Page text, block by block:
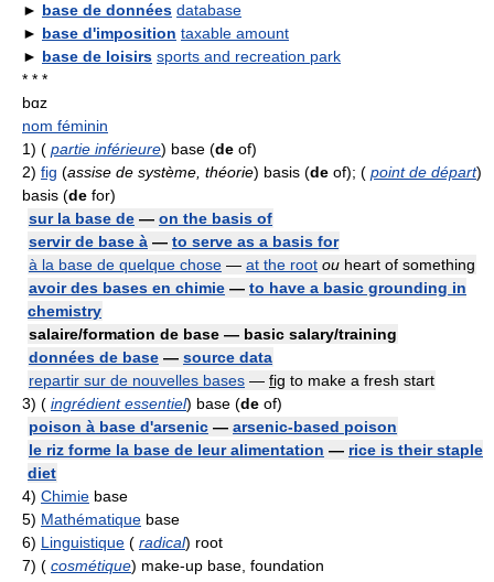
► base de données database
► base d'imposition taxable amount
► base de loisirs sports and recreation park
* * *
bɑz
nom féminin
1) ( partie inférieure) base (de of)
2) fig (assise de système, théorie) basis (de of); ( point de départ)
basis (de for)
sur la base de — on the basis of
servir de base à — to serve as a basis for
à la base de quelque chose — at the root ou heart of something
avoir des bases en chimie — to have a basic grounding in
chemistry
salaire/formation de base — basic salary/training
données de base — source data
repartir sur de nouvelles bases — fig to make a fresh start
3) ( ingrédient essentiel) base (de of)
poison à base d'arsenic — arsenic-based poison
le riz forme la base de leur alimentation — rice is their staple
diet
4) Chimie base
5) Mathématique base
6) Linguistique ( radical) root
7) ( cosmétique) make-up base, foundation